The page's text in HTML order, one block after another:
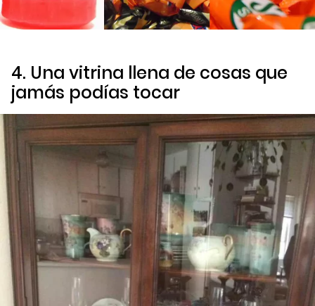
4. Una vitrina llena de cosas que
jamás podías tocar